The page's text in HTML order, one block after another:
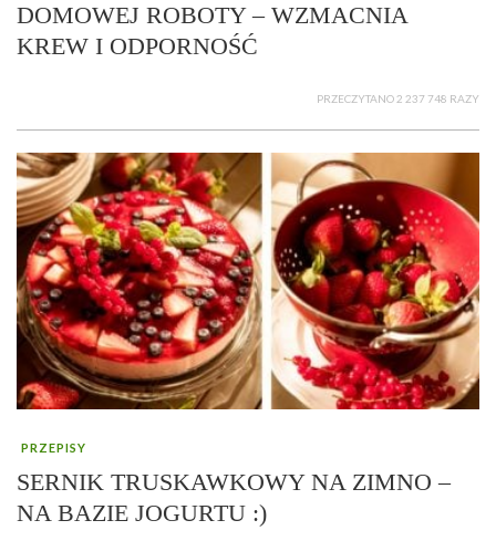
DOMOWEJ ROBOTY – WZMACNIA
KREW I ODPORNOŚĆ
PRZECZYTANO 2 237 748 RAZY
PRZEPISY
SERNIK TRUSKAWKOWY NA ZIMNO –
NA BAZIE JOGURTU :)